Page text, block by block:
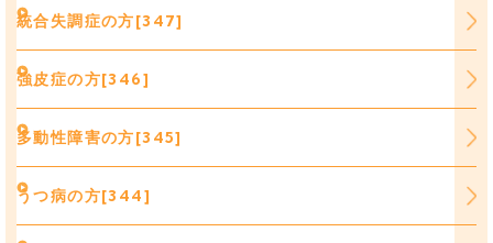
統合失調症の方[347]
強皮症の方[346]
多動性障害の方[345]
うつ病の方[344]